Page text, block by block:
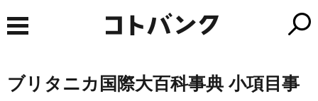
ブリタニカ国際大百科事典 小項目事